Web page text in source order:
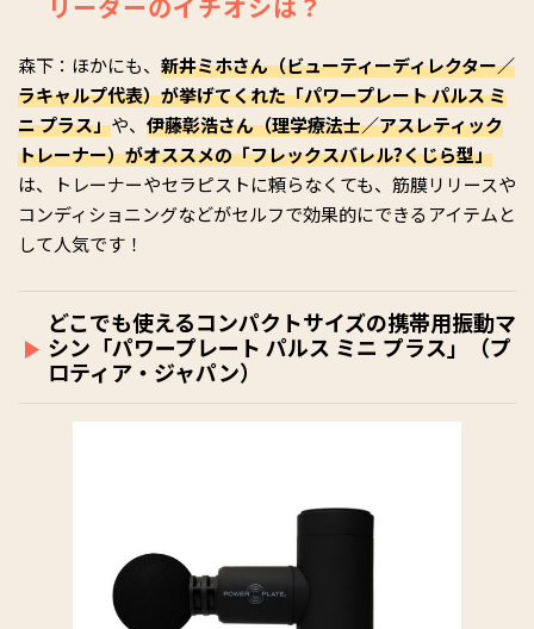
森下：ほかにも、 新井ミホさん（ビューティーディレクター／
ラキャルプ代表）が挙げてくれた「パワープレート パルス ミ
ニ プラス」や、 伊藤彰浩さん（理学療法士／アスレティック
トレーナー）がオススメの「フレックスバレル?くじら型」
は、トレーナーやセラピストに頼らなくても、筋膜リリースや
コンディショニングなどがセルフで効果的にできるアイテムと
して人気です！
どこでも使えるコンパクトサイズの携帯用振動マ
シン「パワープレート パルス ミニ プラス」（プ
ロティア・ジャパン）